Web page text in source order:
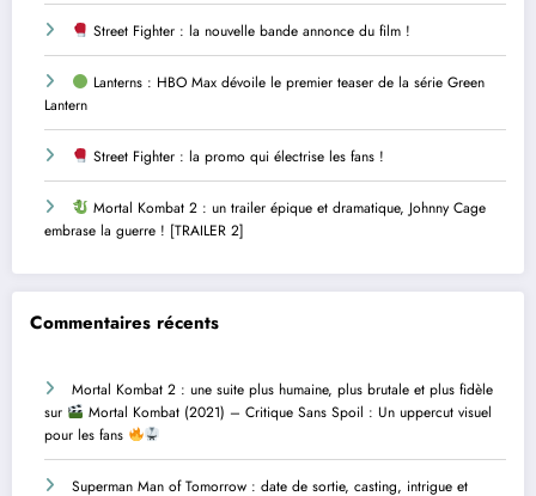
Street Fighter : la nouvelle bande annonce du film !
Lanterns : HBO Max dévoile le premier teaser de la série Green
Lantern
Street Fighter : la promo qui électrise les fans !
Mortal Kombat 2 : un trailer épique et dramatique, Johnny Cage
embrase la guerre ! [TRAILER 2]
Commentaires récents
Mortal Kombat 2 : une suite plus humaine, plus brutale et plus fidèle
sur
Mortal Kombat (2021) – Critique Sans Spoil : Un uppercut visuel
pour les fans
Superman Man of Tomorrow : date de sortie, casting, intrigue et